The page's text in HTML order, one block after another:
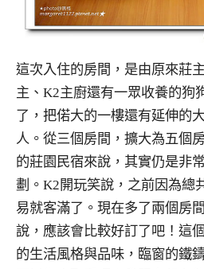
這次入住的房間，是由原來莊
主、K2主廚還有一眾收養的狗
了，把偌大的一樓還有延伸的
人。從三個房間，擴大為五個
的莊園民宿來說，其實仍是非
劃。K2開玩笑說，之前因為總
易就客滿了。現在多了兩個房
說，應該會比較好訂了吧！這
的生活風格與品味，臨窗的鐵